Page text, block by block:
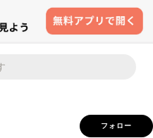
フォロー